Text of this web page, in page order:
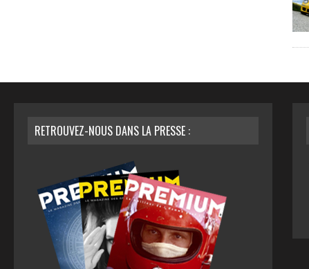
RETROUVEZ-NOUS DANS LA PRESSE :